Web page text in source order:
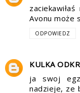
Avonu może
ODPOWIEDZ
KULKA
ja swoj
nadzieje, ze